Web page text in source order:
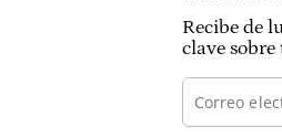
Recibe de
clave